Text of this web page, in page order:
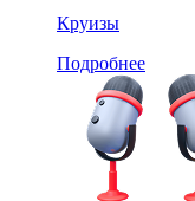
Круизы
Подробнее